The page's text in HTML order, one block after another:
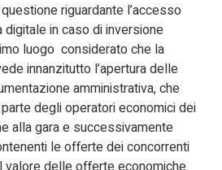
riguardante l’accesso
in caso di inversione
luogo considerato che la
innanzitutto l’apertura delle
amministrativa, che
degli operatori economici dei
alla gara e successivamente
le offerte dei concorrenti